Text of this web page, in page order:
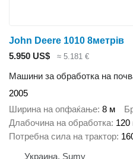
John Deere 1010 8метрів
5.950 US$
≈ 5.181 €
Машини за обработка на
2005
Ширина на опфаќање 8 м
Длабочина на обработка
Потребна сила на трактор
Украина, Sumy